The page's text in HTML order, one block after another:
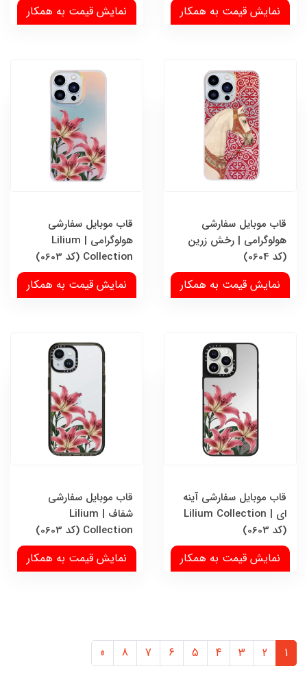
نمایش قیمت به همکار نمایش قیمت به همکار
قاب موبایل سفارشی
هولوگرامی | رخش زرین
(کد 0604)
نمایش قیمت به همکار
قاب موبایل سفارشی
هولوگرامی | Lilium
Collection (کد 0603)
نمایش قیمت به همکار
قاب موبایل سفارشی آینه
ای | Lilium Collection
(کد 0603)
نمایش قیمت به همکار
قاب موبایل سفارشی
شفاف | Lilium
Collection (کد 0603)
نمایش قیمت به همکار
1
2
3
4
5
6
7
8
»